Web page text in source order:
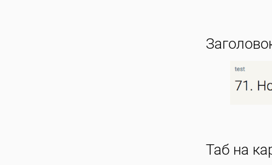
Таб на